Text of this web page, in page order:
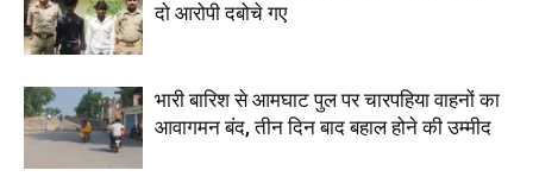
दो आरोपी दबोचे गए
भारी बारिश से आमघाट पुल पर चारपहिया वाहनों का
आवागमन बंद, तीन दिन बाद बहाल होने की उम्मीद